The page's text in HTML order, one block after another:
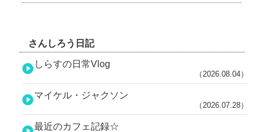
さんしろう日記
しらすの日常Vlog
（2026.08.04）
マイケル・ジャクソン
（2026.07.28）
最近のカフェ記録☆